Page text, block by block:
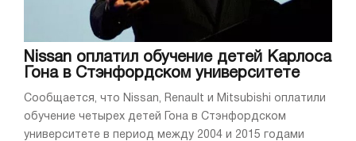
Nissan оплатил обучение детей Карлоса
Гона в Стэнфордском университете
Сообщается, что Nissan, Renault и Mitsubishi оплатили
обучение четырех детей Гона в Стэнфордском
университете в период между 2004 и 2015 годами